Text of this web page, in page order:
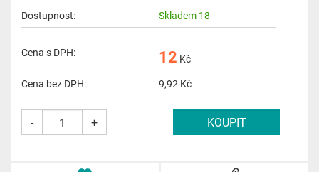
Dostupnost:
Skladem 18
Cena s DPH: 12 Kč
Cena bez DPH:
9,92 Kč
- +